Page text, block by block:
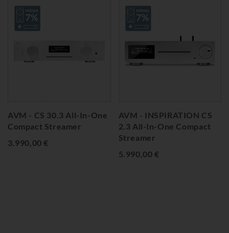
AVM - CS 30.3 All-In-One
Compact Streamer
3.990,00 €
AVM - INSPIRATION CS
2.3 All-In-One Compact
Streamer
5.990,00 €